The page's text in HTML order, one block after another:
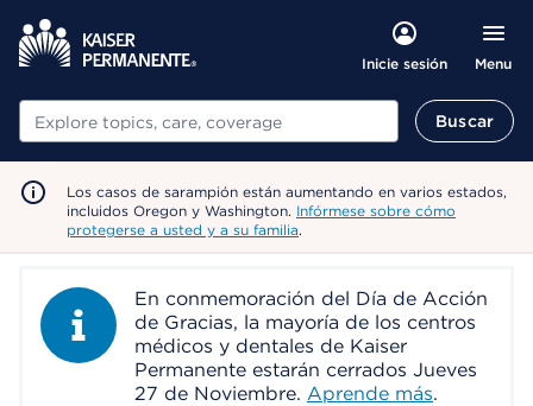
Inicie sesión Menu
Buscar Buscar
Los casos de sarampión están aumentando en varios estados,
incluidos Oregon y Washington. Infórmese sobre cómo
protegerse a usted y a su familia.
Information AlertEn conmemoración del Día de Acción
de Gracias, la mayoría de los centros
médicos y dentales de Kaiser
Permanente estarán cerrados Jueves
27 de Noviembre. Aprende más.